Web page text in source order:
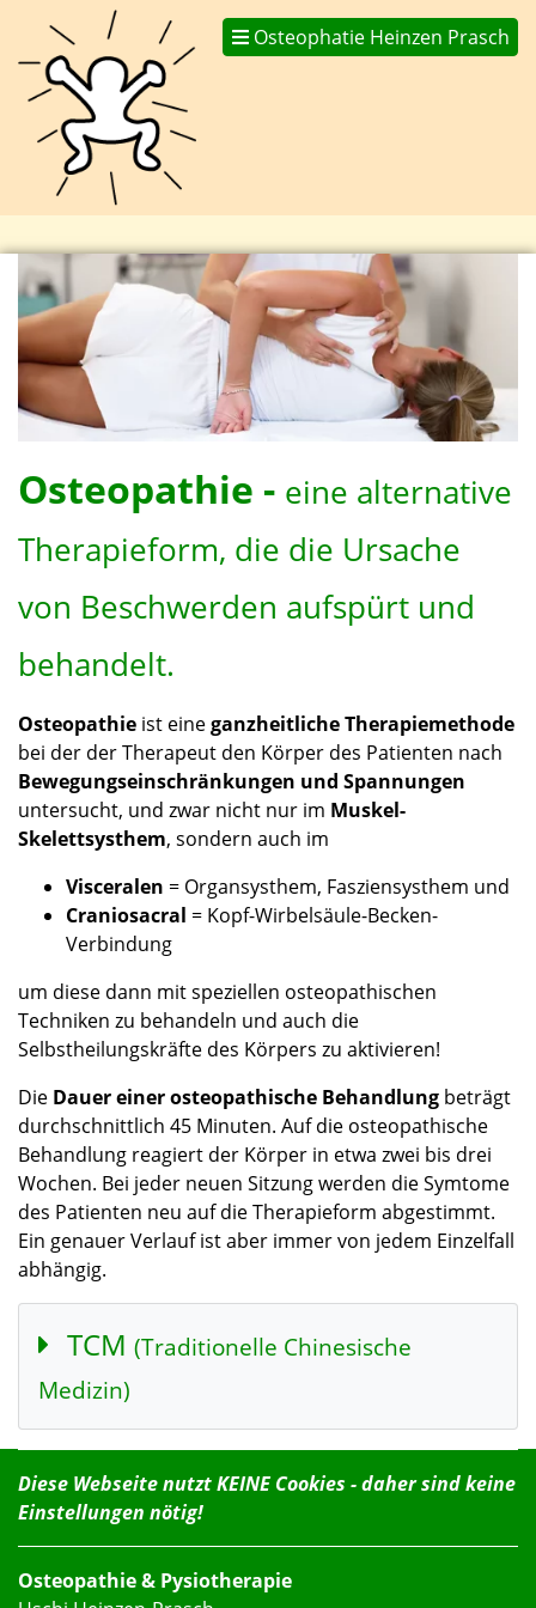
Osteophatie Heinzen Prasch
Osteopathie - eine alternative
Therapieform, die die Ursache
von Beschwerden aufspürt und
behandelt.
Osteopathie ist eineganzheitliche Therapiemethode
bei der der Therapeut den Körper des Patienten nach
Bewegungseinschränkungen und Spannungen
untersucht, und zwar nicht nur im Muskel-
Skelettsysthem, sondern auch im
Visceralen = Organsysthem, Fasziensysthem und
Craniosacral = Kopf-Wirbelsäule-Becken-
Verbindung
um diese dann mit speziellen osteopathischen
Techniken zu behandeln und auch die
Selbstheilungskräfte des Körpers zu aktivieren!
Die Dauer einer osteopathische Behandlung beträgt
durchschnittlich 45 Minuten. Auf die osteopathische
Behandlung reagiert der Körper in etwa zwei bis drei
Wochen. Bei jeder neuen Sitzung werden die Symtome
des Patienten neu auf die Therapieform abgestimmt.
Ein genauer Verlauf ist aber immer von jedem Einzelfall
abhängig.
TCM (Traditionelle Chinesische
Medizin)
Diese Webseite nutzt KEINE Cookies - daher sind keine
Einstellungen nötig!
Osteopathie & Pysiotherapie